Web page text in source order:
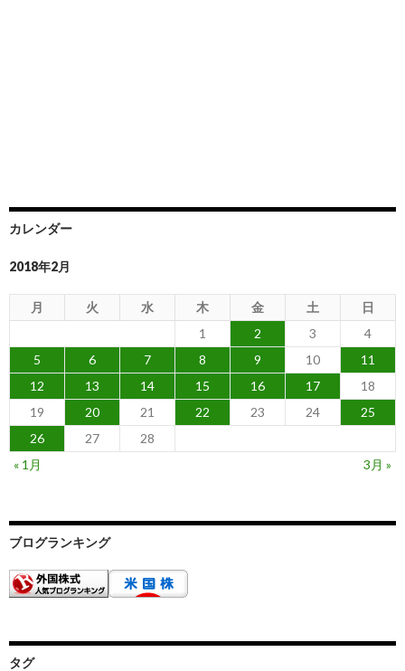
カレンダー
2018年2月
月 火 水 木 金 土
日
1
2 3
4
5
6 7 8 9 10
11
12
13 14 15 16 17
18
19
20 21 22 23 24
25
26
27
28
« 1月
3月 »
ブログランキング
タグ